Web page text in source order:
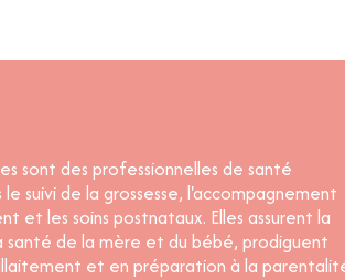
sont des professionnelles de santé
le suivi de la grossesse, l'accompagnement
et les soins postnataux. Elles assurent la
santé de la mère et du bébé, prodiguent
et en préparation à la